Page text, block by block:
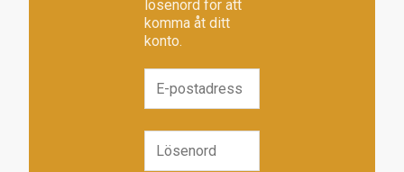
lösenord för att
komma åt ditt
konto.